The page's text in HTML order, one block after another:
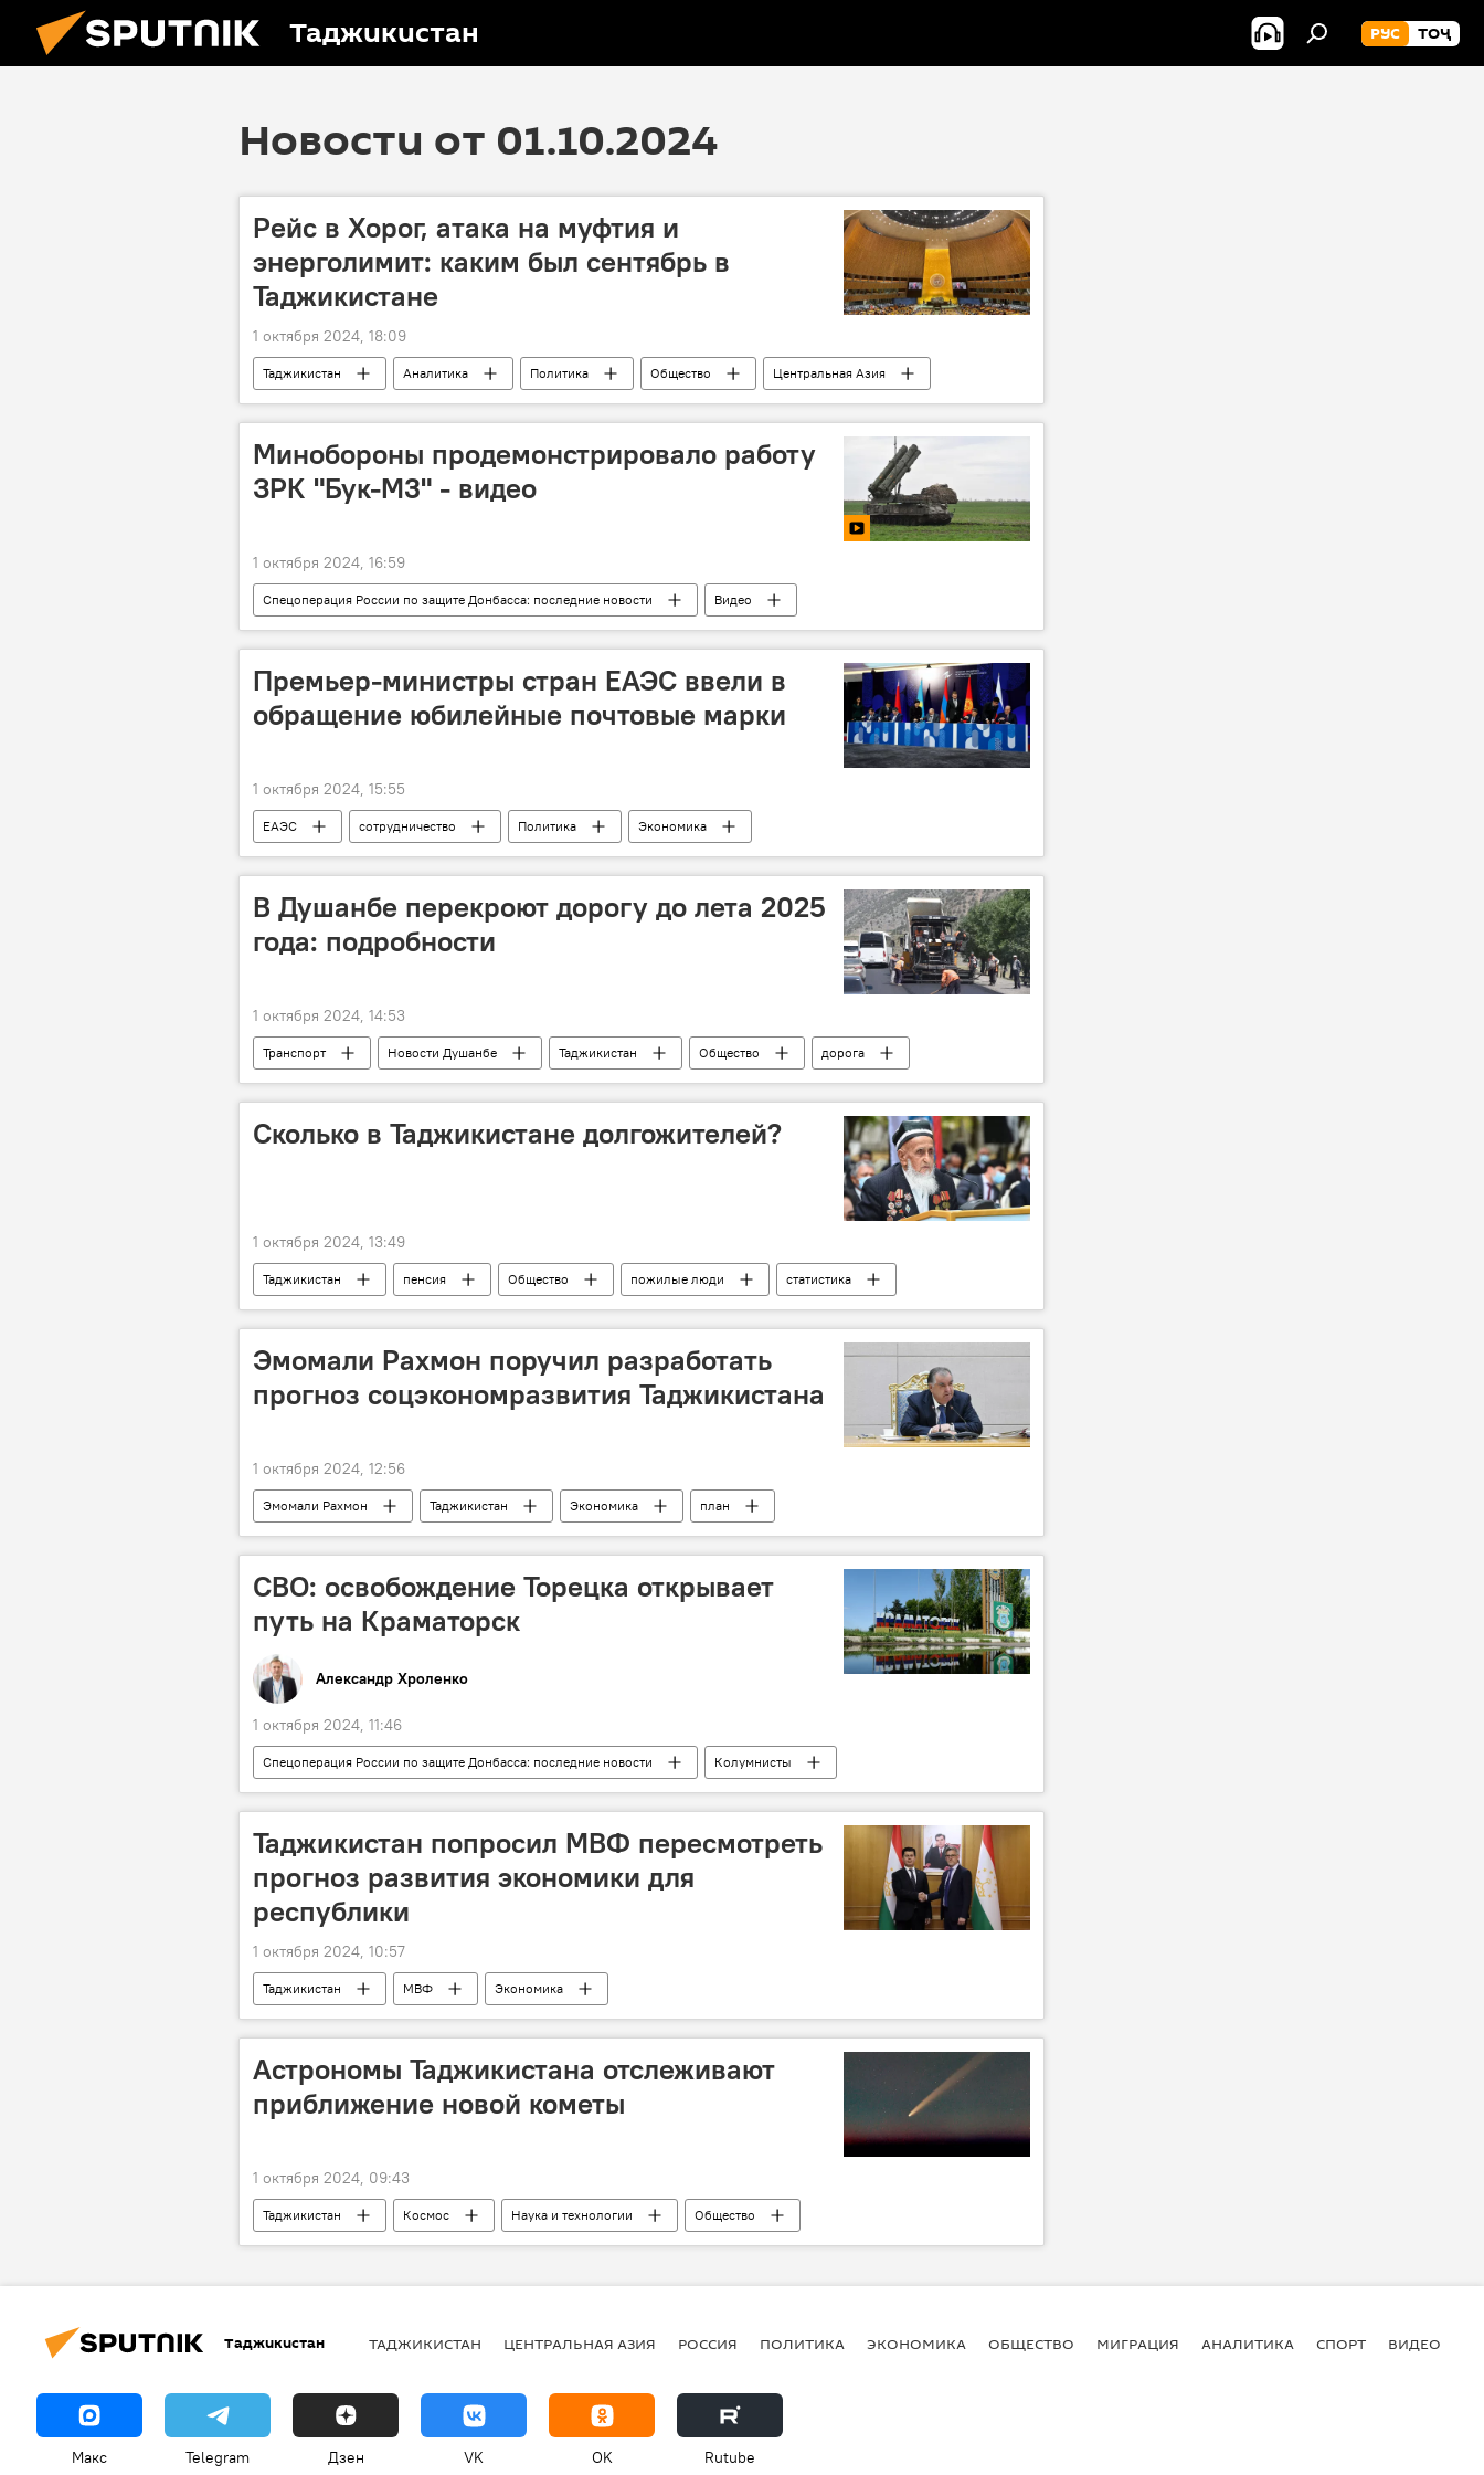
Таджикистан РУС ТОҶ
Новости от 01.10.2024
Рейс в Хорог, атака на муфтия и
энерголимит: каким был сентябрь в
Таджикистане
1 октября 2024, 18:09
Таджикистан Аналитика Политика Общество Центральная Азия
Минобороны продемонстрировало работу
ЗРК "Бук-М3" - видео
1 октября 2024, 16:59
Спецоперация России по защите Донбасса: последние новости
Видео
Минобороны России
Россия Армия и вооружение
Премьер-министры стран ЕАЭС ввели в
обращение юбилейные почтовые марки
1 октября 2024, 15:55
ЕАЭС сотрудничество Политика Экономика
В Душанбе перекроют дорогу до лета 2025
года: подробности
1 октября 2024, 14:53
Транспорт Новости Душанбе Таджикистан Общество дорога
Сколько в Таджикистане долгожителей?
1 октября 2024, 13:49
Таджикистан пенсия Общество пожилые люди статистика
Эмомали Рахмон поручил разработать
прогноз соцэкономразвития Таджикистана
1 октября 2024, 12:56
Эмомали Рахмон Таджикистан Экономика план
СВО: освобождение Торецка открывает
путь на Краматорск
Александр Хроленко
1 октября 2024, 11:46
Спецоперация России по защите Донбасса: последние новости
Колумнисты
Армия и вооружение
Россия Украина США
агрессия Запада
Таджикистан попросил МВФ пересмотреть
прогноз развития экономики для
республики
1 октября 2024, 10:57
Таджикистан МВФ Экономика
Астрономы Таджикистана отслеживают
приближение новой кометы
1 октября 2024, 09:43
Таджикистан Космос Наука и технологии Общество
Таджикистан ТАДЖИКИСТАН ЦЕНТРАЛЬНАЯ АЗИЯ РОССИЯ ПОЛИТИКА ЭКОНОМИКА ОБЩЕСТВО МИГРАЦИЯ АНАЛИТИКА СПОРТ ВИДЕО
Макс Telegram Дзен VK OK Rutube